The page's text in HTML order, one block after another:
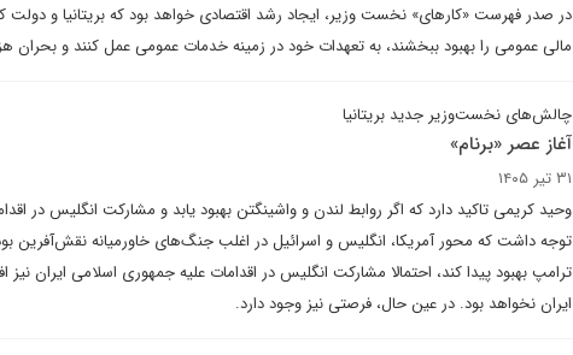
در صدر فهرست «کارهای» نخست وزیر، ایجاد رشد اقتصادی خواهد بود که بریتانیا و دولت
مالی عمومی را بهبود ببخشند، به تعهدات خود در زمینه خدمات عمومی عمل کنند و بحران
چالش‌های نخست‌وزیر جدید بریتانیا
آغاز عصر «برنام»
۳۱ تیر ۱۴۰۵
وحید کریمی تاکید دارد که اگر روابط لندن و واشینگتن بهبود یابد و مشارکت انگلیس در
توجه داشت که محور آمریکا، انگلیس و اسرائیل در اغلب جنگ‌های خاورمیانه نقش‌آفرین
ترامپ بهبود پیدا کند، احتمالا مشارکت انگلیس در اقدامات علیه جمهوری اسلامی ایران
ایران نخواهد بود. در عین حال، فرصتی نیز وجود دارد.